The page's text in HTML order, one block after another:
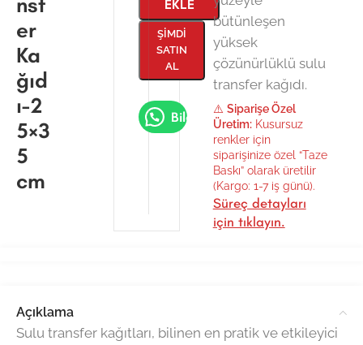
er
Ka
ğıd
ı-2
5×3
5
cm
EKLE
ŞIMDI
SATIN
AL
Bilgi Al
bütünleşen
yüksek
çözünürlüklü sulu
transfer kağıdı.
⚠️ Siparişe Özel
Üretim:Kusursuz
renkler için
siparişinize özel “Taze
Baskı” olarak üretilir
(Kargo: 1-7 iş günü).
Süreç detayları
için tıklayın.
Açıklama
Sulu transfer kağıtları, bilinen en pratik ve etkileyici